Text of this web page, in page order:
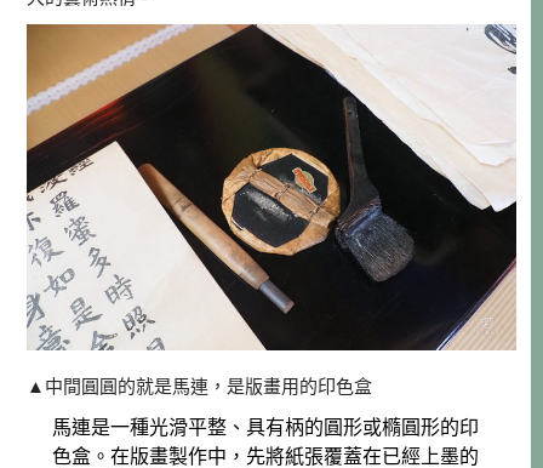
▲中間圓圓的就是馬連，是版畫用的印色盒
馬連是一種光滑平整、具有柄的圓形或橢圓形的印
色盒。在版畫製作中，先將紙張覆蓋在已經上墨的